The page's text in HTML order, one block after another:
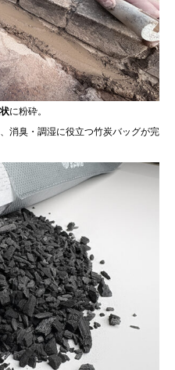
に粉砕。
消臭・調湿に役立つ竹炭バッグが完